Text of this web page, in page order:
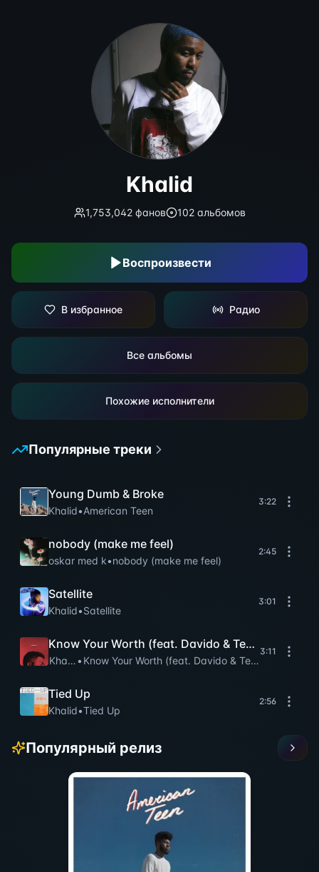
Khalid
1,753,042фанов 102альбомов
Воспроизвести
В избранное Радио
Все альбомы
Похожие исполнители
Популярные треки
Young Dumb & Broke
Khalid•American Teen
3:22
nobody (make me feel)
oskar med k•nobody (make me feel)
2:45
Satellite
Khalid•Satellite
3:01
Know Your Worth (feat. Davido & Tems)
Khalid• Know Your Worth (feat. Davido & Tems)
3:11
Tied Up
Khalid•Tied Up
2:56
Популярный релиз